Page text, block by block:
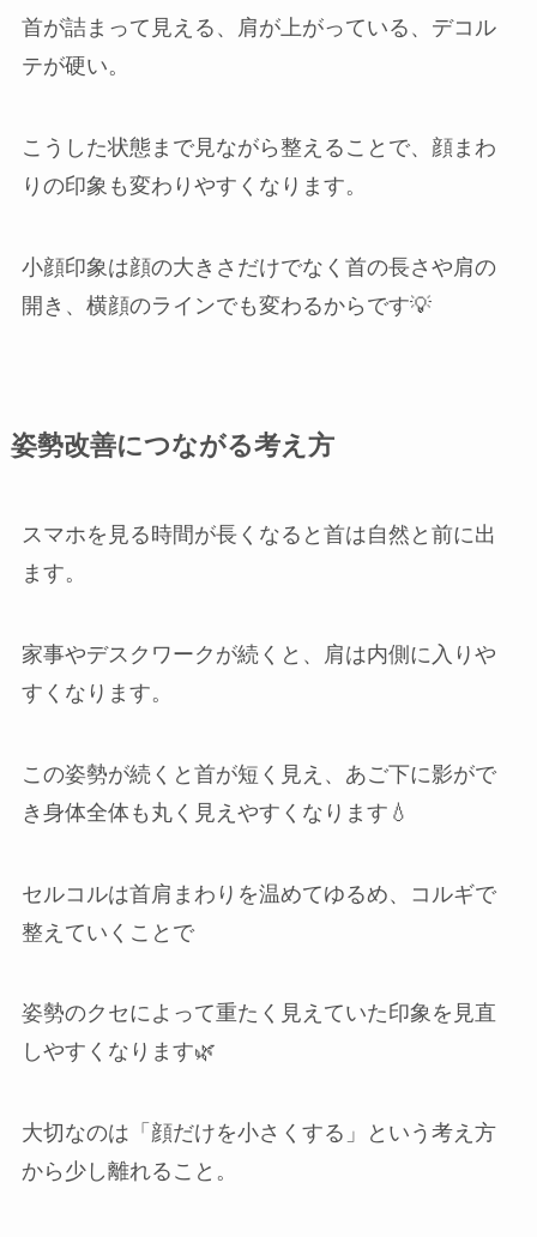
首が詰まって見える、肩が上がっている、デコル
テが硬い。
こうした状態まで見ながら整えることで、顔まわ
りの印象も変わりやすくなります。
小顔印象は顔の大きさだけでなく首の長さや肩の
開き、横顔のラインでも変わるからです💡
姿勢改善につながる考え方
スマホを見る時間が長くなると首は自然と前に出
ます。
家事やデスクワークが続くと、肩は内側に入りや
すくなります。
この姿勢が続くと首が短く見え、あご下に影がで
き身体全体も丸く見えやすくなります💧
セルコルは首肩まわりを温めてゆるめ、コルギで
整えていくことで
姿勢のクセによって重たく見えていた印象を見直
しやすくなります🌿
大切なのは「顔だけを小さくする」という考え方
から少し離れること。